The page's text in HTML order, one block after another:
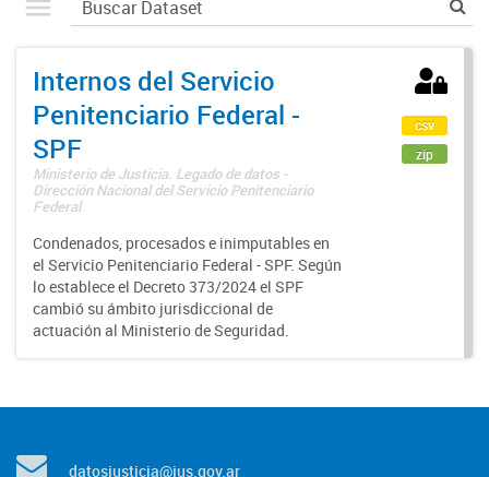
Internos del Servicio
Penitenciario Federal -
SPF
Ministerio de Justicia. Legado de datos -
Dirección Nacional del Servicio Penitenciario
Federal
Condenados, procesados e inimputables en
el Servicio Penitenciario Federal - SPF. Según
lo establece el Decreto 373/2024 el SPF
cambió su ámbito jurisdiccional de
actuación al Ministerio de Seguridad.
csv
zip
datosjusticia@jus.gov.ar